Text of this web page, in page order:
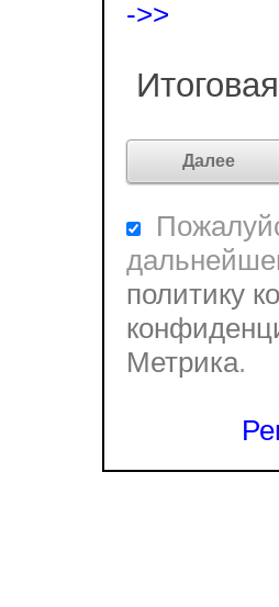
->>
политику
Метрика.